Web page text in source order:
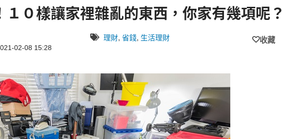
０樣讓家裡雜亂的東西，你家有幾項呢？
02-08 15:28
理財, 省錢, 生活理財 收藏